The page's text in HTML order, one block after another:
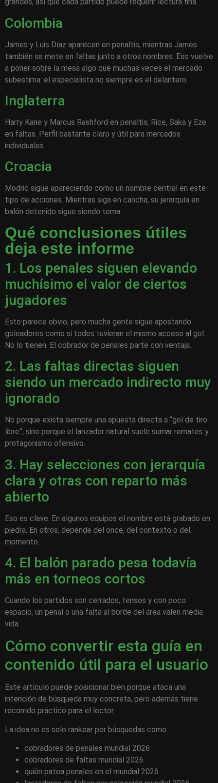
Colombia
James y Luis Díaz aparecen en penaltis, mientras James
también se mete en faltas junto a otros nombres. Eso vuelve
a poner sobre la mesa algo que muchas veces el mercado
subestima: el especialista no siempre es el delantero.
Inglaterra
Harry Kane y Marcus Rashford en penaltis; Rice, Saka y Eze
en faltas. Perfil bastante claro y útil para mercados
individuales.
Croacia
Modric sigue apareciendo como un nombre central en este
tipo de acciones. Mientras siga en cancha, su jerarquía en
balón detenido sigue siendo tema.
Qué conclusiones útiles
deja este informe
1. Los penales siguen elevando
muchísimo el valor de ciertos
jugadores
Esto parece obvio, pero mucha gente sigue apostando
goleadores como si todos tuvieran el mismo acceso al gol.
No lo tienen. El cobrador de penales parte con ventaja.
2. Las faltas directas siguen
siendo un mercado indirecto muy
ignorado
No porque exista siempre una apuesta directa a “gol de tiro
libre”, sino porque el lanzador natural suele sumar remates y
protagonismo ofensivo.
3. Hay selecciones con jerarquía
clara y otras con reparto más
abierto
Eso es clave. En algunos equipos el nombre está grabado en
piedra. En otros, depende del once, del contexto o del
momento.
4. El balón parado pesa todavía
más en torneos cortos
Cuando los partidos son cerrados, tensos y con poco
espacio, un penal o una falta al borde del área valen media
vida.
Cómo convertir esta guía en
contenido útil para el usuario
Este artículo puede posicionar bien porque ataca una
intención de búsqueda muy concreta, pero además tiene
recorrido práctico para el lector.
La idea no es solo rankear por búsquedas como:
cobradores de penales mundial 2026
cobradores de faltas mundial 2026
quién patea penales en el mundial 2026